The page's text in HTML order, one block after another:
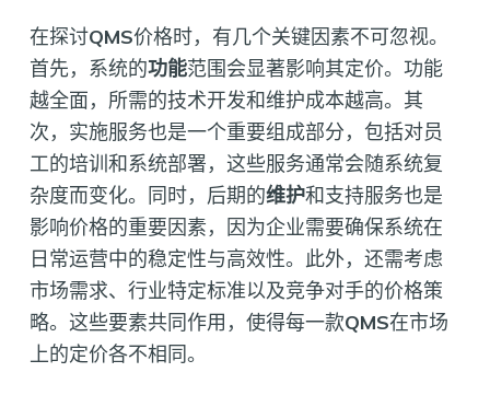
在探讨QMS价格时，有几个关键因素不可忽视。
首先，系统的功能范围会显著影响其定价。功能
越全面，所需的技术开发和维护成本越高。其
次，实施服务也是一个重要组成部分，包括对员
工的培训和系统部署，这些服务通常会随系统复
杂度而变化。同时，后期的维护和支持服务也是
影响价格的重要因素，因为企业需要确保系统在
日常运营中的稳定性与高效性。此外，还需考虑
市场需求、行业特定标准以及竞争对手的价格策
略。这些要素共同作用，使得每一款QMS在市场
上的定价各不相同。